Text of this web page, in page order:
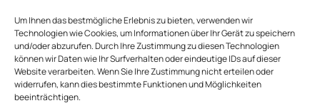
Um Ihnen das bestmögliche Erlebnis zu bieten, verwenden wir
Technologien wie Cookies, um Informationen über Ihr Gerät zu speichern
und/oder abzurufen. Durch Ihre Zustimmung zu diesen Technologien
können wir Daten wie Ihr Surfverhalten oder eindeutige IDs auf dieser
Website verarbeiten. Wenn Sie Ihre Zustimmung nicht erteilen oder
widerrufen, kann dies bestimmte Funktionen und Möglichkeiten
beeinträchtigen.
Impressum
Hilfe
Neuigkeiten